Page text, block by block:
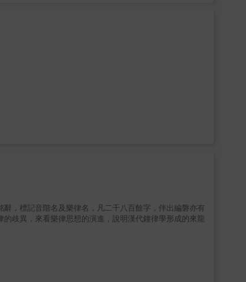
，標記音階名及樂律名，凡二千八百餘字，伴出編磐亦有
歧異，來看樂律思想的演進，說明漢代鐘律學形成的來龍